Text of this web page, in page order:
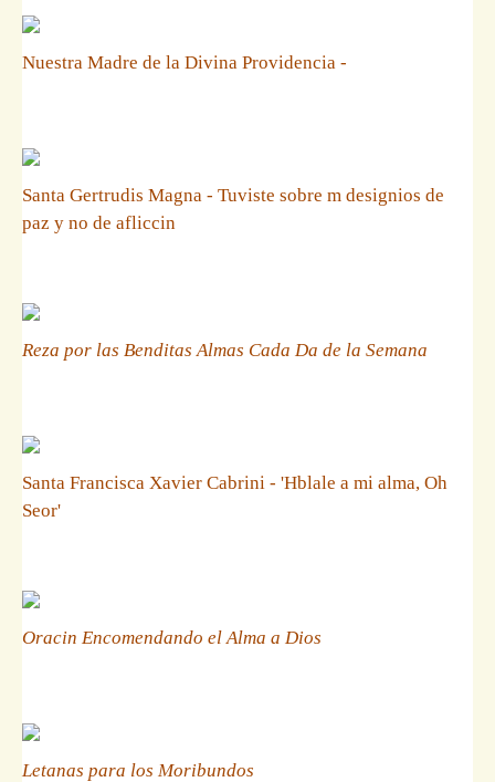
Nuestra Madre de la Divina Providencia -
Santa Gertrudis Magna - Tuviste sobre m designios de
paz y no de afliccin
Reza por las Benditas Almas Cada Da de la Semana
Santa Francisca Xavier Cabrini - 'Hblale a mi alma, Oh
Seor'
Oracin Encomendando el Alma a Dios
Letanas para los Moribundos